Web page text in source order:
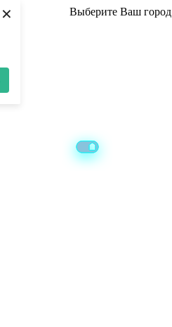
× Выберите Ваш город